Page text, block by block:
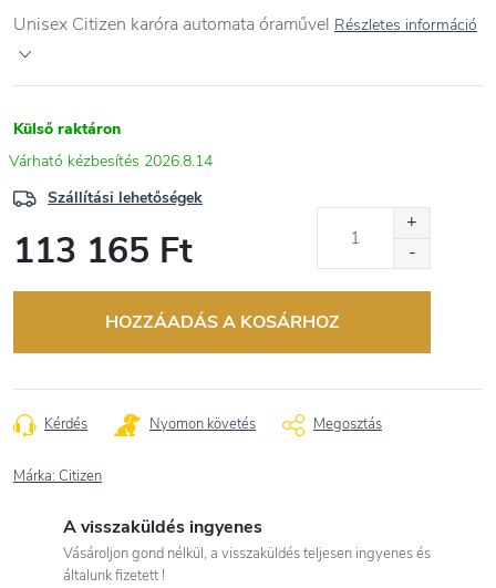
Unisex Citizen karóra automata óraművel Részletes információ
Külső raktáron
2026.8.14
Szállítási lehetőségek
113 165 Ft
HOZZÁADÁS A KOSÁRHOZ
Kérdés Nyomon követés Megosztás
Márka: Citizen
A visszaküldés ingyenes
Vásároljon gond nélkül, a visszaküldés teljesen ingyenes és
általunk fizetett !